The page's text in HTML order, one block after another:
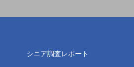
シニア調査レポート